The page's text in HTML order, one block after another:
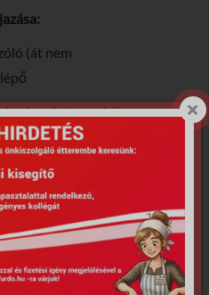
(át nem
minden média
BALO-GOLD